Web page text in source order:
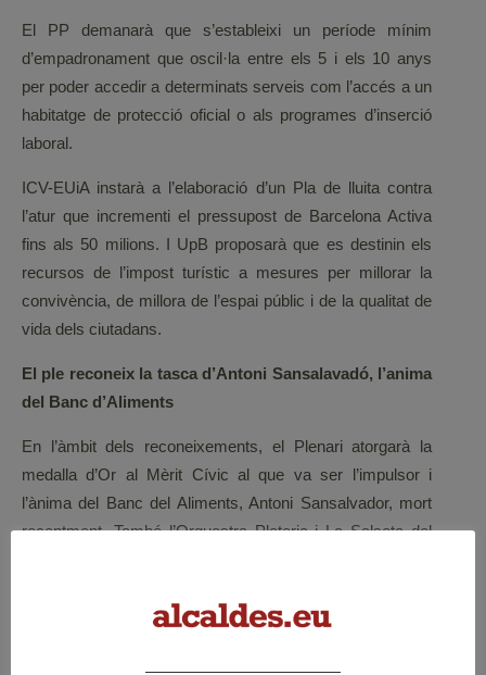
El PP demanarà que s’estableixi un període mínim
d’empadronament que oscil·la entre els 5 i els 10 anys
per poder accedir a determinats serveis com l’accés a un
habitatge de protecció oficial o als programes d’inserció
laboral.
ICV-EUiA instarà a l’elaboració d’un Pla de lluita contra
l’atur que incrementi el pressupost de Barcelona Activa
fins als 50 milions. I UpB proposarà que es destinin els
recursos de l’impost turístic a mesures per millorar la
convivència, de millora de l’espai públic i de la qualitat de
vida dels ciutadans.
El ple reconeix la tasca d’Antoni Sansalavadó, l’anima
del Banc d’Aliments
En l’àmbit dels reconeixements, el Plenari atorgarà la
medalla d’Or al Mèrit Cívic al que va ser l’impulsor i
l’ànima del Banc del Aliments, Antoni Sansalvador, mort
recentment. També l’Orquestra Plateria i La Salseta del
ciutat de Barcelona.